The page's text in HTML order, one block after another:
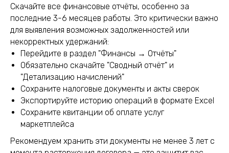
Скачайте все финансовые отчёты, особенно за
последние 3-6 месяцев работы. Это критически важно
для выявления возможных задолженностей или
некорректных удержаний:
Перейдите в раздел "Финансы → Отчёты"
Обязательно скачайте "Сводный отчёт" и
"Детализацию начислений"
Сохраните налоговые документы и акты сверок
Экспортируйте историю операций в формате Excel
Сохраните квитанции об оплате услуг
маркетплейса
Рекомендуем хранить эти документы не менее 3 лет с